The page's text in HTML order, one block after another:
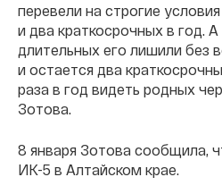
перевели на строгие
и два краткосрочных в год. А
длительных его лишили без
и остается два
раза в год видеть родных
Зотова.
8 января Зотова сообщила,
ИК-5 в Алтайском крае.